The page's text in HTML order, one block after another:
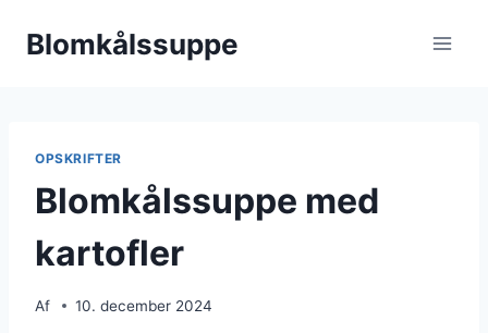
Blomkålssuppe
OPSKRIFTER
Blomkålssuppe med
kartofler
Af 10. december 2024